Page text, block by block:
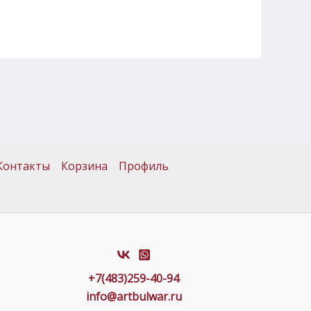
Корзина Профиль
+7(483)259-40-94
info@artbulwar.ru